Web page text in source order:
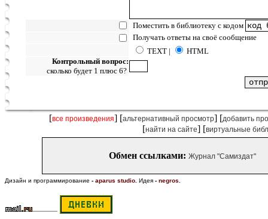
Поместить в библиотеку с кодом
Получать ответы на своё сообщение
TEXT |
HTML
Контрольный вопрос:
сколько будет 1 плюс 6?
[все произведения] [альтернативный просмотр] [добавить
[найти на сайте] [виртуальные
Обмен ссылками: Журнал "Самиздат"
Дизайн и программирование - aparus studio Идея - negros